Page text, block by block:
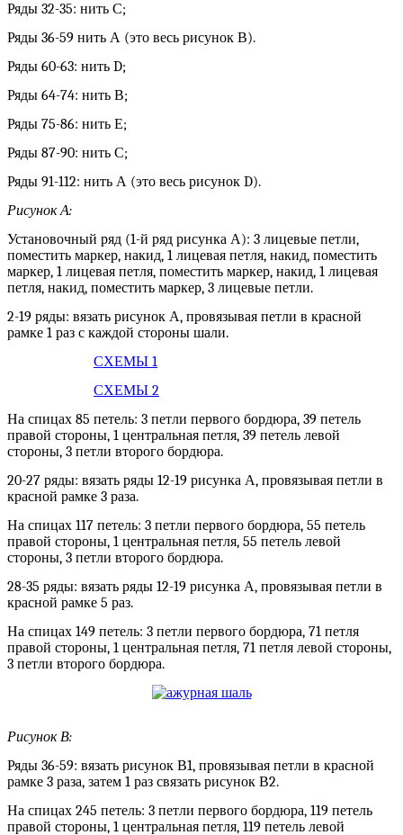
Ряды 32-35: нить С;
Ряды 36-59 нить А (это весь рисунок В).
Ряды 60-63: нить D;
Ряды 64-74: нить В;
Ряды 75-86: нить Е;
Ряды 87-90: нить С;
Ряды 91-112: нить А (это весь рисунок D).
Рисунок А:
Установочный ряд (1-й ряд рисунка А): 3 лицевые петли,
поместить маркер, накид, 1 лицевая петля, накид, поместить
маркер, 1 лицевая петля, поместить маркер, накид, 1 лицевая
петля, накид, поместить маркер, 3 лицевые петли.
2-19 ряды: вязать рисунок А, провязывая петли в красной
рамке 1 раз с каждой стороны шали.
СХЕМЫ 1
СХЕМЫ 2
На спицах 85 петель: 3 петли первого бордюра, 39 петель
правой стороны, 1 центральная петля, 39 петель левой
стороны, 3 петли второго бордюра.
20-27 ряды: вязать ряды 12-19 рисунка А, провязывая петли в
красной рамке 3 раза.
На спицах 117 петель: 3 петли первого бордюра, 55 петель
правой стороны, 1 центральная петля, 55 петель левой
стороны, 3 петли второго бордюра.
28-35 ряды: вязать ряды 12-19 рисунка А, провязывая петли в
красной рамке 5 раз.
На спицах 149 петель: 3 петли первого бордюра, 71 петля
правой стороны, 1 центральная петля, 71 петля левой стороны,
3 петли второго бордюра.
Рисунок В:
Ряды 36-59: вязать рисунок В1, провязывая петли в красной
рамке 3 раза, затем 1 раз связать рисунок В2.
На спицах 245 петель: 3 петли первого бордюра, 119 петель
правой стороны, 1 центральная петля, 119 петель левой